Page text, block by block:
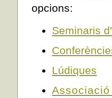
opcions:
Seminaris
Lúdiques